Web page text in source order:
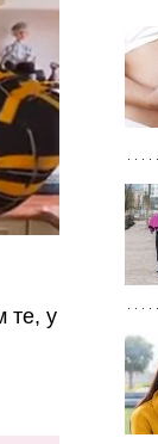
те, у